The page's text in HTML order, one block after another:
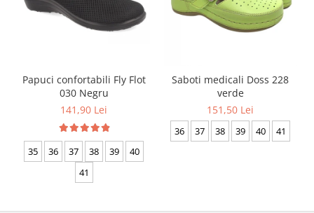
Papuci confortabili Fly Flot
030 Negru
141,90 Lei
35 36 37 38 39
40
41
Saboti medicali Doss 228
verde
151,50 Lei
36 37 38 39 40 41